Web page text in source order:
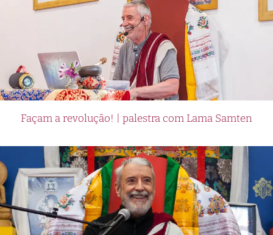
Façam a revolução! | palestra com Lama Samten